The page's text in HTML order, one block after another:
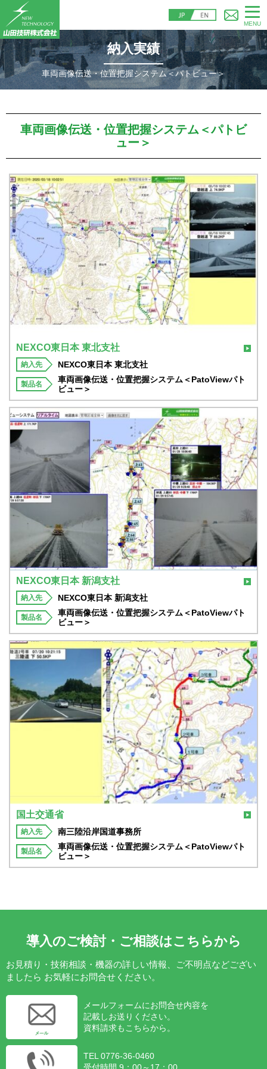
MENU
納入実績
車両画像伝送・位置把握システム＜パトビュー＞
車両画像伝送・位置把握システム＜パトビ
ュー＞
NEXCO東日本 東北支社
納入先 NEXCO東日本 東北支社
製品名
車両画像伝送・位置把握システム＜PatoViewパト
ビュー＞
NEXCO東日本 新潟支社
納入先 NEXCO東日本 新潟支社
製品名
車両画像伝送・位置把握システム＜PatoViewパト
ビュー＞
国土交通省
納入先 南三陸沿岸国道事務所
製品名
車両画像伝送・位置把握システム＜PatoViewパト
ビュー＞
導入のご検討・ご相談はこちらから
お見積り・技術相談・機器の詳しい情報、ご不明点などござい
ましたら お気軽にお問合せください。
メールフォームにお問合せ内容を
記載しお送りください。
資料請求もこちらから。
TEL 0776-36-0460